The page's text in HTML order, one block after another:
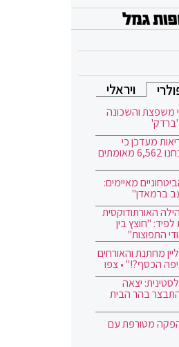
ויראלי
משפצת והשכונה
מעדכן כי
אתמול אובחנו 6,562 מאומתים
מאיימים:
ברמאדן"
האורתודוקסית
"חוצץ בין
התפוצות"
מחתנת והאורחים
הכסף?!" • צפו
יצאה
בהר הבית
מטורפת עם